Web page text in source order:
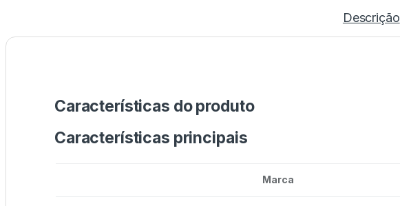
Descrição
Características do produto
Características principais
Marca